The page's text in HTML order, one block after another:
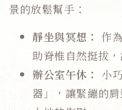
景的放鬆幫手：
靜坐與冥想： 作
助脊椎自然挺拔
辦公室午休： 小
器」，讓緊繃的